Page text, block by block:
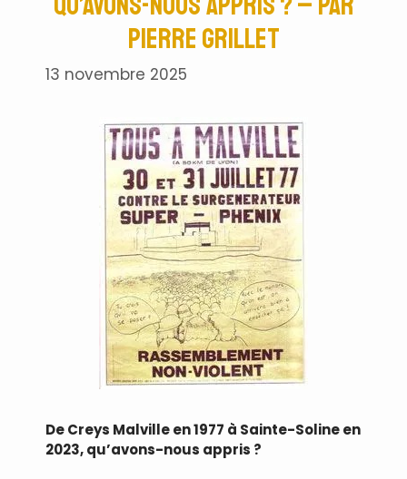
Pierre Grillet
13 novembre 2025
De Creys Malville en 1977 à Sainte-Soline en
2023, qu’avons-nous appris ?